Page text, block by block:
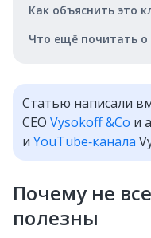
Как объяснить это
Что ещё почитать о
Статью написали
CEO Vysokoff &Co и
и YouTube‑канала
Почему не
полезны